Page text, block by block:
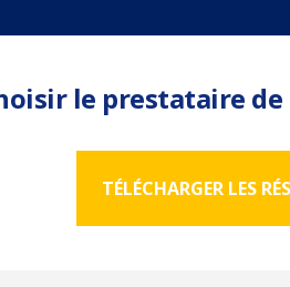
le prestataire
TÉLÉCHARGER LES